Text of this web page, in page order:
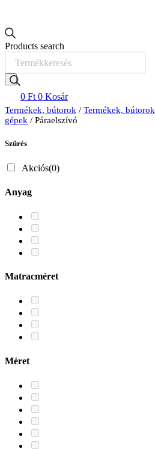
Products search
0 Ft 0 Kosár
Termékek, bútorok / Termékek, bútorok
gépek / Páraelszívó
Szűrés
Akciós(0)
Anyag
Matracméret
Méret